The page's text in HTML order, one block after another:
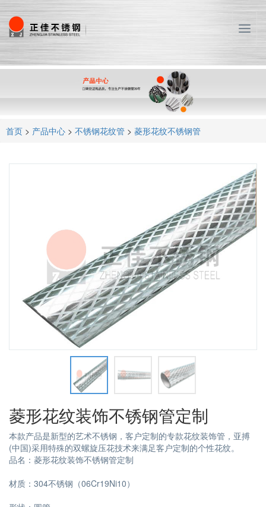
T
o
g
n
g
a
t
i
o
n
首页 > 产品中心 > 不锈钢花纹管 > 菱形花纹不锈钢管
菱形花纹装饰不锈钢管定制
本款产品是新型的艺术不锈钢，客户定制的专款花纹装饰管，亚搏
(中国)采用特殊的双螺旋压花技术来满足客户定制的个性花纹。
品名：菱形花纹装饰不锈钢管定制
材质：304不锈钢（06Cr19Ni10）